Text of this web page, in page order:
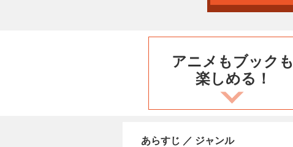
アニメもブックも
楽しめる！
あらすじ ／ ジャンル